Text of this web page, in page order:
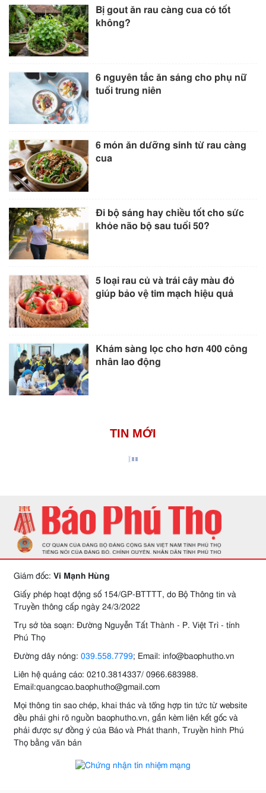
Bị gout ăn rau càng cua có tốt
không?
6 nguyên tắc ăn sáng cho phụ nữ
tuổi trung niên
6 món ăn dưỡng sinh từ rau càng
cua
Đi bộ sáng hay chiều tốt cho sức
khỏe não bộ sau tuổi 50?
5 loại rau củ và trái cây màu đỏ
giúp bảo vệ tim mạch hiệu quả
Khám sàng lọc cho hơn 400 công
nhân lao động
TIN MỚI
Giám đốc: Vi Mạnh Hùng
Giấy phép hoạt động số 154/GP-BTTTT, do Bộ Thông tin và
Truyền thông cấp ngày 24/3/2022
Trụ sở tòa soạn: Đường Nguyễn Tất Thành - P. Việt Trì - tỉnh
Phú Thọ
Đường dây nóng: 039.558.7799; Email: info@baophutho.vn
Liên hệ quảng cáo: 0210.3814337/ 0966.683988.
Email:quangcao.baophutho@gmail.com
Mọi thông tin sao chép, khai thác và tổng hợp tin tức từ website
đều phải ghi rõ nguồn baophutho.vn, gắn kèm liên kết gốc và
phải được sự đồng ý của Báo và Phát thanh, Truyền hình Phú
Thọ bằng văn bản